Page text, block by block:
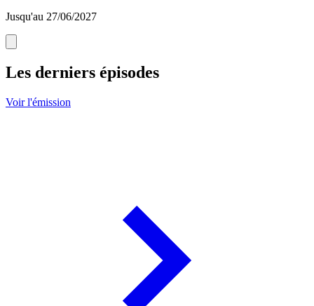
Jusqu'au 27/06/2027
Les derniers épisodes
Voir l'émission